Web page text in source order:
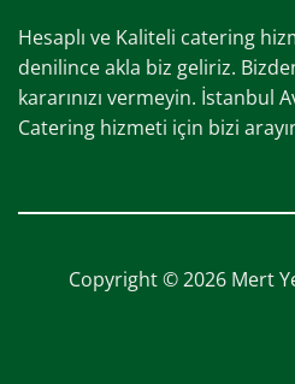
Hesaplı ve Kaliteli catering
denilince akla biz geliriz.
kararınızı vermeyin. İstanbul
Catering hizmeti için bizi
Copyright © 2026 Mert